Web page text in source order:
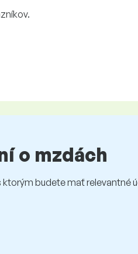
o mzdách
budete mať relevantné